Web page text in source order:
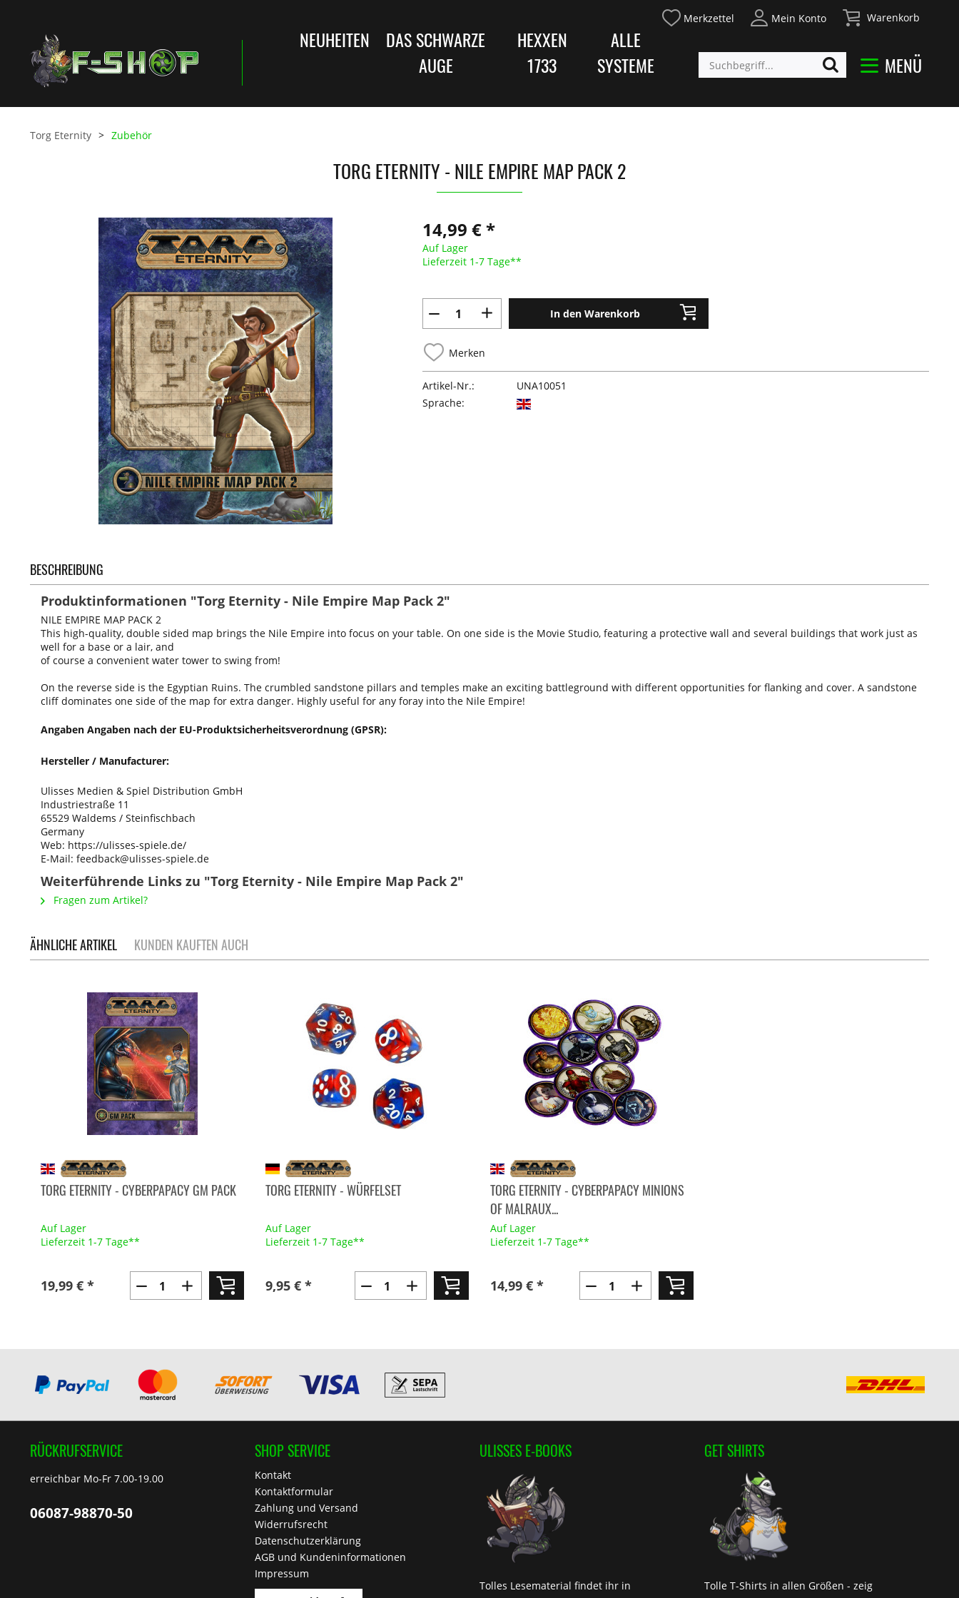
Merkzettel Mein Konto Warenkorb
MENÜ
NEUHEITEN
DAS SCHWARZE
AUGE
HEXXEN
1733
ALLE
SYSTEME
Torg Eternity Zubehör
TORG ETERNITY - NILE EMPIRE MAP PACK 2
14,99 € *
Auf Lager
Lieferzeit 1-7 Tage**
In den Warenkorb
Merken
Artikel-Nr.:
UNA10051
Sprache:
BESCHREIBUNG
Produktinformationen "Torg Eternity - Nile Empire Map Pack 2"
NILE EMPIRE MAP PACK 2
This high-quality, double sided map brings the Nile Empire into focus on your table. On one side is the Movie Studio, featuring a protective wall and several buildings that work just as
well for a base or a lair, and
of course a convenient water tower to swing from!
On the reverse side is the Egyptian Ruins. The crumbled sandstone pillars and temples make an exciting battleground with different opportunities for flanking and cover. A sandstone
cliff dominates one side of the map for extra danger. Highly useful for any foray into the Nile Empire!
Angaben Angaben nach der EU-Produktsicherheitsverordnung (GPSR):
Hersteller / Manufacturer:
Ulisses Medien & Spiel Distribution GmbH
Industriestraße 11
65529 Waldems / Steinfischbach
Germany
Web: https://ulisses-spiele.de/
E-Mail: feedback@ulisses-spiele.de
Weiterführende Links zu "Torg Eternity - Nile Empire Map Pack 2"
Fragen zum Artikel?
ÄHNLICHE ARTIKEL KUNDEN KAUFTEN AUCH
TORG ETERNITY - CYBERPAPACY GM PACK
Auf Lager
Lieferzeit 1-7 Tage**
19,99 € *
TORG ETERNITY - WÜRFELSET
Auf Lager
Lieferzeit 1-7 Tage**
9,95 € *
TORG ETERNITY - CYBERPAPACY MINIONS
OF MALRAUX...
Auf Lager
Lieferzeit 1-7 Tage**
14,99 € *
RÜCKRUFSERVICE
erreichbar Mo-Fr 7.00-19.00
06087-98870-50
SHOP SERVICE
Kontakt
Kontaktformular
Zahlung und Versand
Widerrufsrecht
Datenschutzerklärung
AGB und Kundeninformationen
Impressum
ULISSES E-BOOKS
Tolles Lesematerial findet ihr in
GET SHIRTS
Tolle T-Shirts in allen Größen - zeig